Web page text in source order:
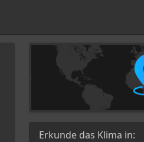
Erkunde das Klima in: